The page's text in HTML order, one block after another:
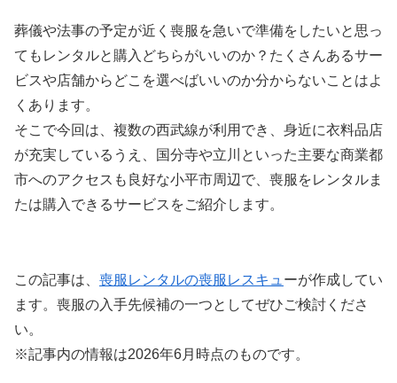
葬儀や法事の予定が近く喪服を急いで準備をしたいと思っ
てもレンタルと購入どちらがいいのか？たくさんあるサー
ビスや店舗からどこを選べばいいのか分からないことはよ
くあります。
そこで今回は、複数の西武線が利用でき、身近に衣料品店
が充実しているうえ、国分寺や立川といった主要な商業都
市へのアクセスも良好な小平市周辺で、喪服をレンタルま
たは購入できるサービスをご紹介します。
この記事は、 喪服レンタルの喪服レスキュ ーが作成してい
ます。喪服の入手先候補の一つとしてぜひご検討くださ
い。
※記事内の情報は2026年6月時点のものです。